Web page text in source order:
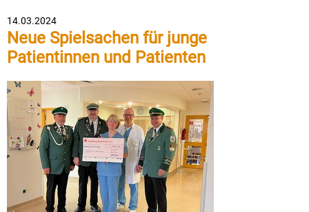
14.03.2024
Neue Spielsachen für junge
Patientinnen und Patienten